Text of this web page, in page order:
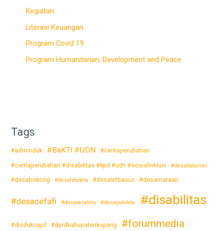
Kegiatan
Literasi Keuangan
Program Covid 19
Program Humanitarian, Development and Peace
Tags
#adminduk #BaKTI #UDN #ceritaperubahan
#ceritaperubahan #disabilitas #kpd #udn #sosialinklusi #desabatuinan
#desabokong #desafatuteta #desaletbauun #desamataair
#desaoefafi #desaoelatimo #desapukdale #disabilitas
#disdukcapil #dprdkabupatenkupang #forummedia